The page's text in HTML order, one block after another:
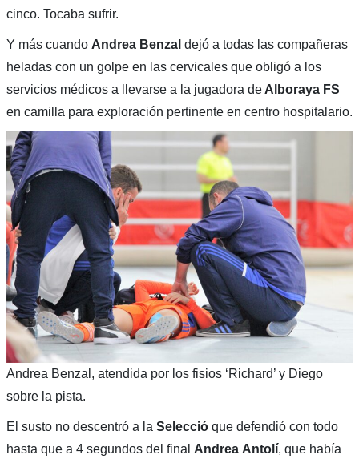
cinco. Tocaba sufrir.
Y más cuando Andrea Benzal dejó a todas las compañeras
heladas con un golpe en las cervicales que obligó a los
servicios médicos a llevarse a la jugadora deAlboraya FS
en camilla para exploración pertinente en centro hospitalario.
Andrea Benzal, atendida por los fisios ‘Richard’ y Diego
sobre la pista.
El susto no descentró a la Seleccióque defendió con todo
hasta que a 4 segundos del final Andrea Antolí, que había